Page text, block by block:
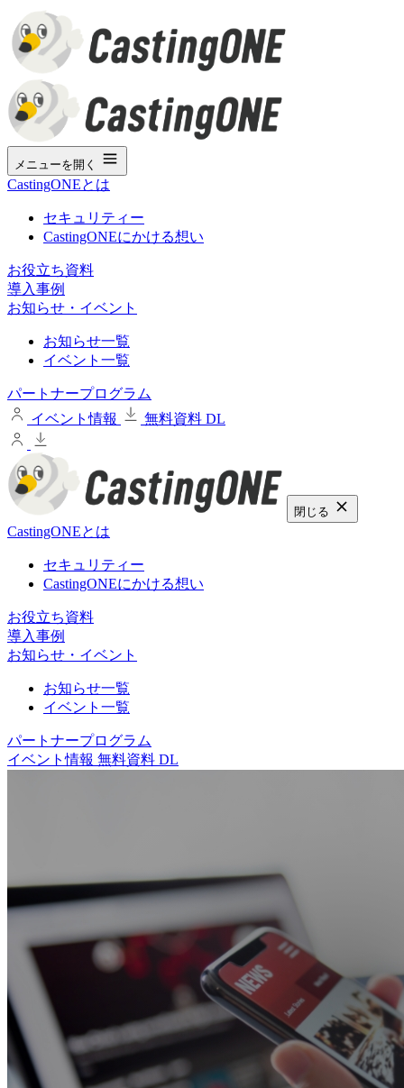
メニューを開く
CastingONEとは
セキュリティー
CastingONEにかける想い
お役立ち資料
導入事例
お知らせ・イベント
お知らせ一覧
イベント一覧
パートナープログラム
イベント情報
無料資料 DL
閉じる
CastingONEとは
セキュリティー
CastingONEにかける想い
お役立ち資料
導入事例
お知らせ・イベント
お知らせ一覧
イベント一覧
パートナープログラム
イベント情報 無料資料 DL